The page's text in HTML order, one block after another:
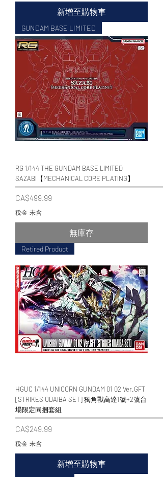
新增至購物車
GUNDAM BASE LIMITED
RG 1/144 THE GUNDAM BASE LIMITED
SAZABI【MECHANICAL CORE PLATING】
價格
CA$499.99
稅金 未含
無庫存
Retired Product
HGUC 1/144 UNICORN GUNDAM 01 02 Ver.GFT
[STRIKES ODAIBA SET] 獨角獸高達1號+2號台
場限定同捆套組
價格
CA$249.99
稅金 未含
新增至購物車